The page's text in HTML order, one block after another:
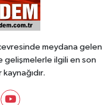
meydana gelen
gelişmelerle ilgili en son